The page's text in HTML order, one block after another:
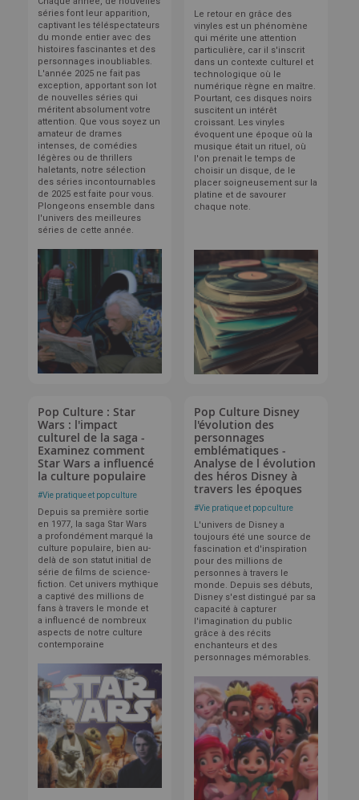
séries font leur apparition,
captivant les téléspectateurs
du monde entier avec des
histoires fascinantes et des
personnages inoubliables.
L'année 2025 ne fait pas
exception, apportant son lot
de nouvelles séries qui
méritent absolument votre
attention. Que vous soyez un
amateur de drames
intenses, de comédies
légères ou de thrillers
haletants, notre sélection
des séries incontournables
de 2025 est faite pour vous.
Plongeons ensemble dans
l'univers des meilleures
séries de cette année.
Le retour en grâce des
vinyles est un phénomène
qui mérite une attention
particulière, car il s'inscrit
dans un contexte culturel et
technologique où le
numérique règne en maître.
Pourtant, ces disques noirs
suscitent un intérêt
croissant. Les vinyles
évoquent une époque où la
musique était un rituel, où
l'on prenait le temps de
choisir un disque, de le
placer soigneusement sur la
platine et de savourer
chaque note.
Pop Culture : Star
Wars : l'impact
culturel de la saga -
Examinez comment
Star Wars a influencé
la culture populaire
#Vie pratique et pop culture
Depuis sa première sortie
en 1977, la saga Star Wars
a profondément marqué la
culture populaire, bien au-
delà de son statut initial de
série de films de science-
fiction. Cet univers mythique
a captivé des millions de
fans à travers le monde et
a influencé de nombreux
aspects de notre culture
contemporaine
Pop Culture Disney
l'évolution des
personnages
emblématiques -
Analyse de l évolution
des héros Disney à
travers les époques
#Vie pratique et pop culture
L'univers de Disney a
toujours été une source de
fascination et d'inspiration
pour des millions de
personnes à travers le
monde. Depuis ses débuts,
Disney s'est distingué par sa
capacité à capturer
l'imagination du public
grâce à des récits
enchanteurs et des
personnages mémorables.